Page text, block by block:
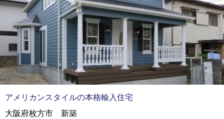
アメリカンスタイルの本格輸入住宅
大阪府枚方市 新築